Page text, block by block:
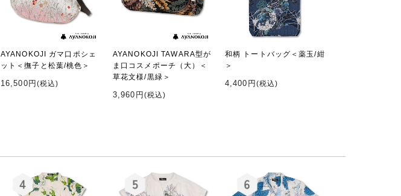
AYANOKOJI ガマ口ポシェ
ット＜撫子と松葉/桃色＞
16,500円 (税込)
AYANOKOJI TAWARA型が
ま口コスメポーチ（大）＜
草花文様/黒緑＞
3,960円 (税込)
和柄 トートバッグ＜薬玉/紺
＞
4,400円 (税込)